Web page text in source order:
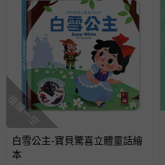
搶購一空
白雪公主-寶貝驚喜立體童話繪
本